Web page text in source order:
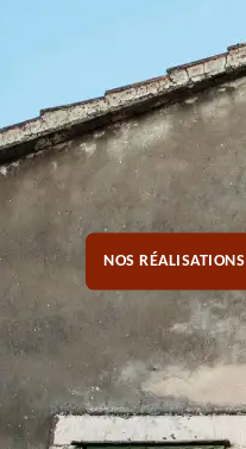
NOS RÉALISATIONS